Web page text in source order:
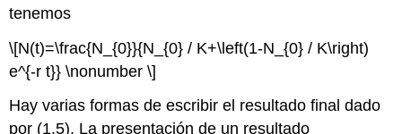
tenemos
\[N(t)=\frac{N_{0}}{N_{0} / K+\left(1-N_{0} / K\right)
e^{-r t}} \nonumber \]
Hay varias formas de escribir el resultado final dado
por (1.5). La presentación de un resultado